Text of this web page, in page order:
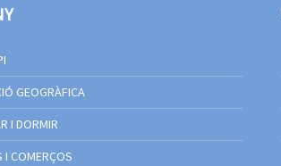
GEOGRÀFICA
I DORMIR
I COMERÇOS